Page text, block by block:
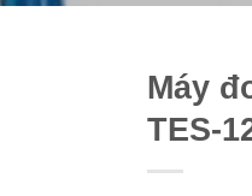
Máy
TES-